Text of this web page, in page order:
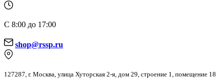
С 8:00 до 17:00
shop@rssp.ru
127287, г. Москва, улица Хуторская 2-я, дом 29, строение 1, помещение 18